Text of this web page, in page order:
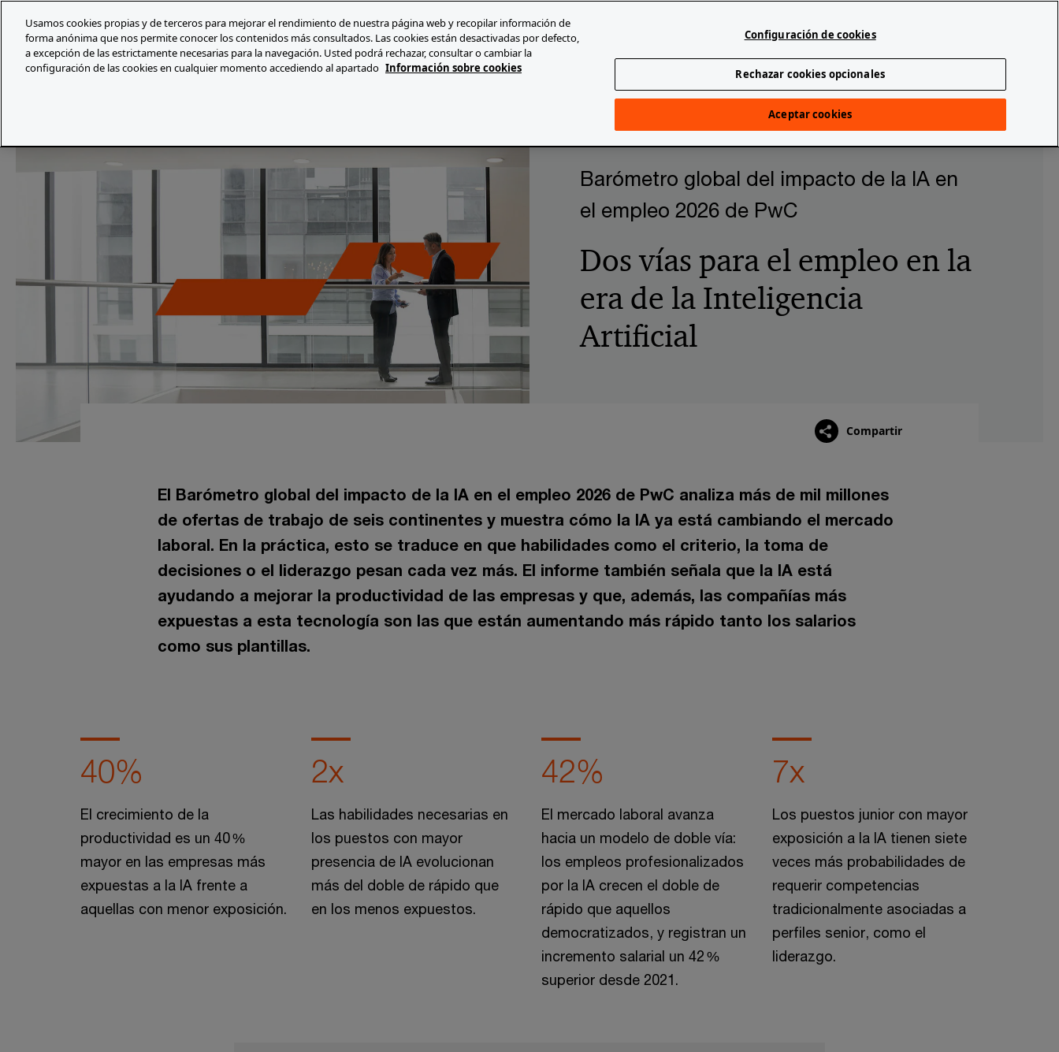
content
footer
Servicios Sectores Temas clave Quiénes somos Carrera profesional Sala de prensa Buscar
Barómetro global del impacto de la IA en el empleo 2026 de PwC
Barómetro global del impacto de la IA en
el empleo 2026 de PwC
Dos vías para el empleo en la
era de la Inteligencia
Artificial
Compartir
El Barómetro global del impacto de la IA en el empleo 2026 de PwC analiza más de mil millones
de ofertas de trabajo de seis continentes y muestra cómo la IA ya está cambiando el mercado
laboral. En la práctica, esto se traduce en que habilidades como el criterio, la toma de
decisiones o el liderazgo pesan cada vez más. El informe también señala que la IA está
ayudando a mejorar la productividad de las empresas y que, además, las compañías más
expuestas a esta tecnología son las que están aumentando más rápido tanto los salarios
como sus plantillas.
40%
El crecimiento de la
productividad es un 40 %
mayor en las empresas más
expuestas a la IA frente a
aquellas con menor exposición.
2x
Las habilidades necesarias en
los puestos con mayor
presencia de IA evolucionan
más del doble de rápido que
en los menos expuestos.
42%
El mercado laboral avanza
hacia un modelo de doble vía:
los empleos profesionalizados
por la IA crecen el doble de
rápido que aquellos
democratizados, y registran un
incremento salarial un 42 %
superior desde 2021.
7x
Los puestos junior con mayor
exposición a la IA tienen siete
veces más probabilidades de
requerir competencias
tradicionalmente asociadas a
perfiles senior, como el
liderazgo.
Usamos cookies propias y de terceros para mejorar el rendimiento de nuestra página web y recopilar información de
forma anónima que nos permite conocer los contenidos más consultados. Las cookies están desactivadas por defecto,
a excepción de las estrictamente necesarias para la navegación. Usted podrá rechazar, consultar o cambiar la
configuración de las cookies en cualquier momento accediendo al apartado Información sobre cookies
Configuración de cookies
Rechazar cookies opcionales
Aceptar cookies